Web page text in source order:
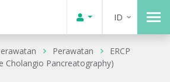
ID
Perawatan
ERCP
Cholangio Pancreatography)